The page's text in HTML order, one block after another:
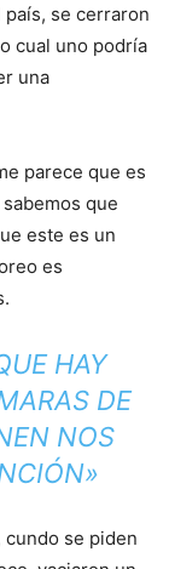
se cerraron
cual uno podría
una
parece que es
que
este es un
es
HAY
DE
NOS
cundo se piden